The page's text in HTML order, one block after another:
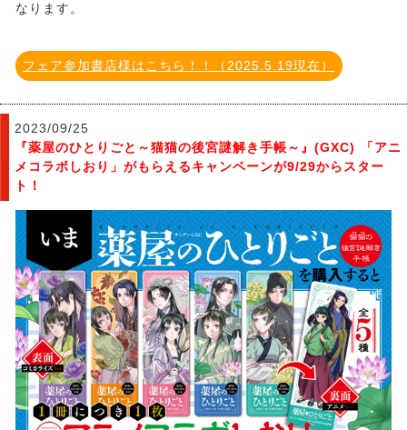
なります。
フェア参加書店様はこちら！！（2025.5.19現在）
2023/09/25
『薬屋のひとりごと～猫猫の後宮謎解き手帳～』(GXC) 「アニ
メコラボしおり」がもらえるキャンペーンが9/29からスター
ト！